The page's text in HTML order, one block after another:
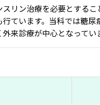
リン治療を必要とする
ています。当科では糖
来診療が中心となってい